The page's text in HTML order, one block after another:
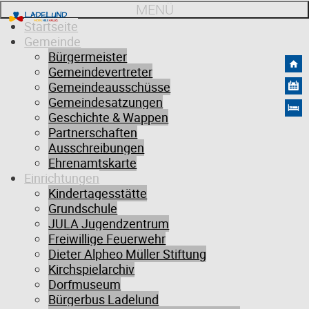
MENÜ
Startseite
Gemeinde
Bürgermeister
Gemeindevertreter
Gemeindeausschüsse
Gemeindesatzungen
Geschichte & Wappen
Partnerschaften
Ausschreibungen
Ehrenamtskarte
Einrichtungen
Kindertagesstätte
Grundschule
JULA Jugendzentrum
Freiwillige Feuerwehr
Dieter Alpheo Müller Stiftung
Kirchspielarchiv
Dorfmuseum
Bürgerbus Ladelund
Datenschutzerklärung
Wir freuen uns sehr über Ihr Interesse an unserem Unternehmen.
Datenschutz hat einen besonders hohen Stellenwert für die
Gemeinde Ladelund. Eine Nutzung der Internetseiten der Gemeinde
Ladelund ist grundsätzlich ohne jede Angabe personenbezogener
Daten möglich. Sofern eine betroffene Person besondere Services